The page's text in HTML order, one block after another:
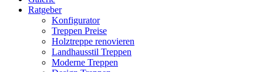
Ratgeber
Konfigurator
Treppen Preise
Holztreppe renovieren
Landhausstil Treppen
Moderne Treppen